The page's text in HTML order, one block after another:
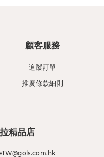
顧客服務
追蹤訂單
推廣條款細則
精品店